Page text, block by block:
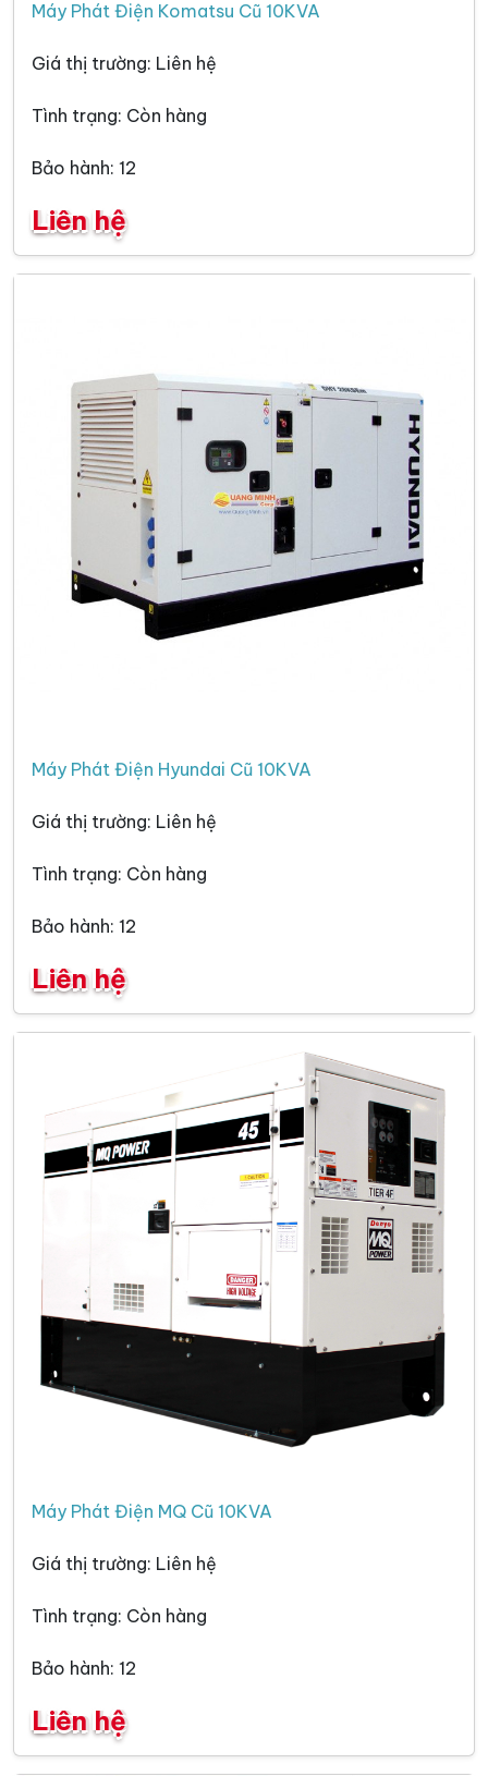
Máy Phát Điện Komatsu Cũ 10KVA
Giá thị trường: Liên hệ
Tình trạng: Còn hàng
Bảo hành: 12
Liên hệ
Máy Phát Điện Hyundai Cũ 10KVA
Giá thị trường: Liên hệ
Tình trạng: Còn hàng
Bảo hành: 12
Liên hệ
Máy Phát Điện MQ Cũ 10KVA
Giá thị trường: Liên hệ
Tình trạng: Còn hàng
Bảo hành: 12
Liên hệ